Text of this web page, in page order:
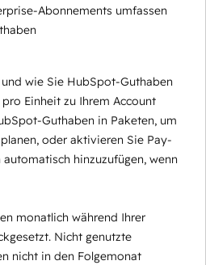
Abonnements umfassen
wie Sie HubSpot-Guthaben
Einheit zu Ihrem Account
Guthaben in Paketen, um
oder aktivieren Sie Pay-
hinzuzufügen, wenn
monatlich während Ihrer
Nicht genutzte
nicht in den Folgemonat